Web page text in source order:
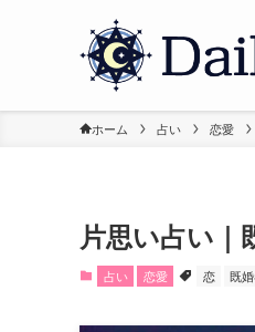
ホーム 占い 恋愛
片思い占い｜
占い 恋愛 恋 既